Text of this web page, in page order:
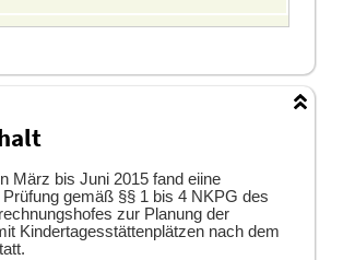
März bis Juni 2015 fand eiine
Prüfung gemäß §§ 1 bis 4 NKPG des
zur Planung der
Kindertagesstättenplätzen nach dem